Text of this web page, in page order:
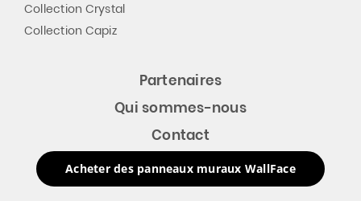
Collection Crystal
Collection Capiz
Partenaires
Qui sommes-nous
Contact
Acheter des panneaux muraux WallFace